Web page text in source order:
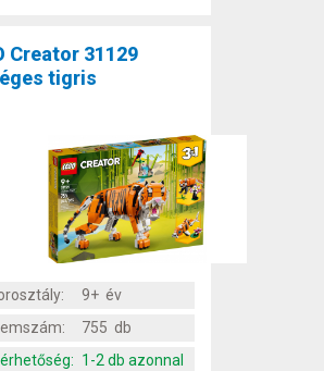
Creator 31129
tigris
9+ év
755 db
1-2 db azonnal